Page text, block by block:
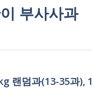
부사사과
랜덤과(13-35과), 1